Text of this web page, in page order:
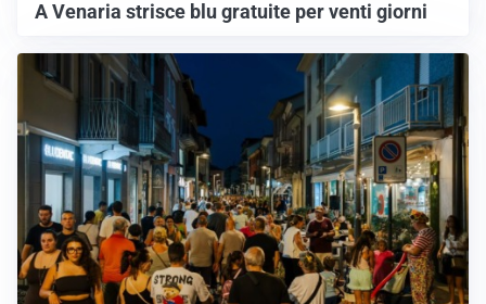
A Venaria strisce blu gratuite per venti giorni